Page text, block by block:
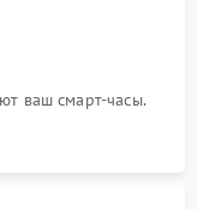
ваш смарт-часы.